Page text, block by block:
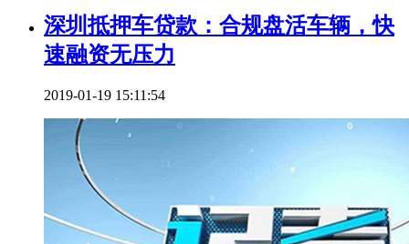
深圳抵押车贷款：合规盘活车辆，快
速融资无压力
2019-01-19 15:11:54